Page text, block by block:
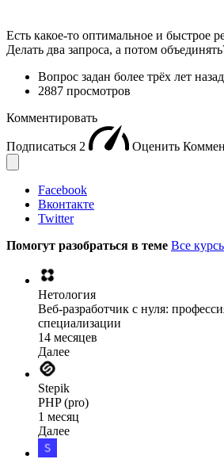
Есть какое-то оптимальное и быстрое
Делать два запроса, а потом
Вопрос задан более трёх лет назад
2887 просмотров
Комментировать
Подписаться 2 Оценить
Facebook
Вконтакте
Twitter
Помогут разобраться в теме Все
Нетология
Веб-разработчик с нуля:
специализации
14 месяцев
Далее
Stepik
PHP (pro)
1 месяц
Далее